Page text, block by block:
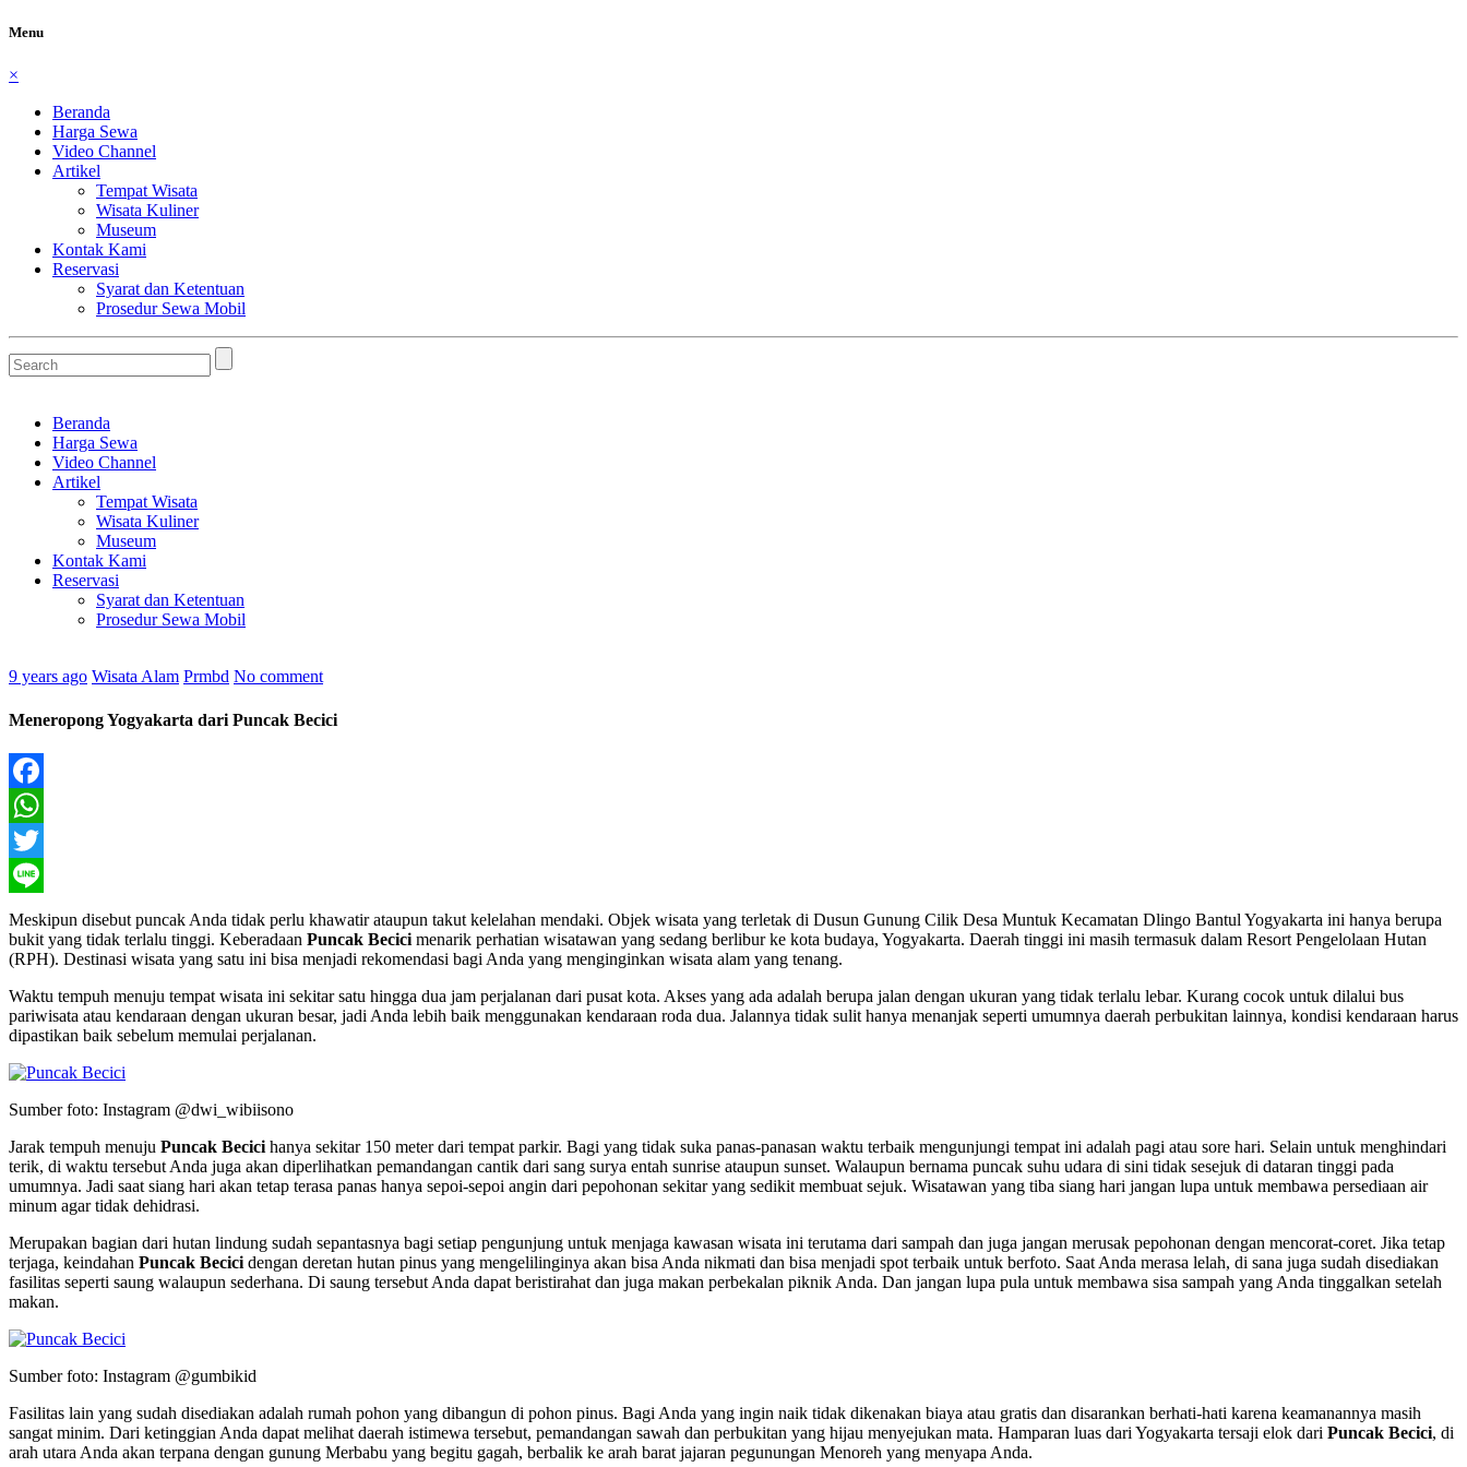
Menu
×
Beranda
Harga Sewa
Video Channel
Artikel
Tempat Wisata
Wisata Kuliner
Museum
Kontak Kami
Reservasi
Syarat dan Ketentuan
Prosedur Sewa Mobil
Beranda
Harga Sewa
Video Channel
Artikel
Tempat Wisata
Wisata Kuliner
Museum
Kontak Kami
Reservasi
Syarat dan Ketentuan
Prosedur Sewa Mobil
9 years ago Wisata Alam Prmbd No comment
Meneropong Yogyakarta dari Puncak Becici
Facebook
WhatsApp
Twitter
Line
Meskipun disebut puncak Anda tidak perlu khawatir ataupun takut kelelahan mendaki. Objek wisata yang terletak di Dusun Gunung Cilik Desa Muntuk Kecamatan Dlingo Bantul Yogyakarta ini hanya berupa
bukit yang tidak terlalu tinggi. Keberadaan Puncak Becici menarik perhatian wisatawan yang sedang berlibur ke kota budaya, Yogyakarta. Daerah tinggi ini masih termasuk dalam Resort Pengelolaan Hutan
(RPH). Destinasi wisata yang satu ini bisa menjadi rekomendasi bagi Anda yang menginginkan wisata alam yang tenang.
Waktu tempuh menuju tempat wisata ini sekitar satu hingga dua jam perjalanan dari pusat kota. Akses yang ada adalah berupa jalan dengan ukuran yang tidak terlalu lebar. Kurang cocok untuk dilalui bus
pariwisata atau kendaraan dengan ukuran besar, jadi Anda lebih baik menggunakan kendaraan roda dua. Jalannya tidak sulit hanya menanjak seperti umumnya daerah perbukitan lainnya, kondisi kendaraan harus
dipastikan baik sebelum memulai perjalanan.
Sumber foto: Instagram @dwi_wibiisono
Jarak tempuh menuju Puncak Becici hanya sekitar 150 meter dari tempat parkir. Bagi yang tidak suka panas-panasan waktu terbaik mengunjungi tempat ini adalah pagi atau sore hari. Selain untuk menghindari
terik, di waktu tersebut Anda juga akan diperlihatkan pemandangan cantik dari sang surya entah sunrise ataupun sunset. Walaupun bernama puncak suhu udara di sini tidak sesejuk di dataran tinggi pada
umumnya. Jadi saat siang hari akan tetap terasa panas hanya sepoi-sepoi angin dari pepohonan sekitar yang sedikit membuat sejuk. Wisatawan yang tiba siang hari jangan lupa untuk membawa persediaan air
minum agar tidak dehidrasi.
Merupakan bagian dari hutan lindung sudah sepantasnya bagi setiap pengunjung untuk menjaga kawasan wisata ini terutama dari sampah dan juga jangan merusak pepohonan dengan mencorat-coret. Jika tetap
terjaga, keindahan Puncak Becici dengan deretan hutan pinus yang mengelilinginya akan bisa Anda nikmati dan bisa menjadi spot terbaik untuk berfoto. Saat Anda merasa lelah, di sana juga sudah disediakan
fasilitas seperti saung walaupun sederhana. Di saung tersebut Anda dapat beristirahat dan juga makan perbekalan piknik Anda. Dan jangan lupa pula untuk membawa sisa sampah yang Anda tinggalkan setelah
makan.
Sumber foto: Instagram @gumbikid
Fasilitas lain yang sudah disediakan adalah rumah pohon yang dibangun di pohon pinus. Bagi Anda yang ingin naik tidak dikenakan biaya atau gratis dan disarankan berhati-hati karena keamanannya masih
sangat minim. Dari ketinggian Anda dapat melihat daerah istimewa tersebut, pemandangan sawah dan perbukitan yang hijau menyejukan mata. Hamparan luas dari Yogyakarta tersaji elok dari Puncak Becici, di
arah utara Anda akan terpana dengan gunung Merbabu yang begitu gagah, berbalik ke arah barat jajaran pegunungan Menoreh yang menyapa Anda.